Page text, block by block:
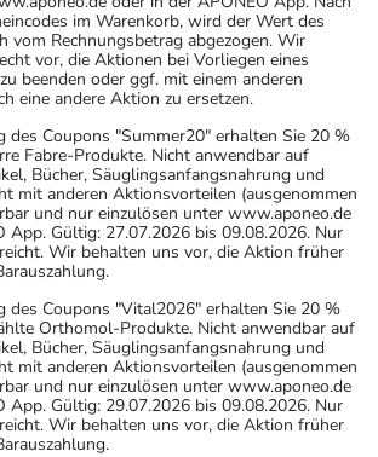
im Warenkorb, wird der Wert des
vom Rechnungsbetrag abgezogen. Wir
vor, die Aktionen bei Vorliegen eines
beenden oder ggf. mit einem anderen
eine andere Aktion zu ersetzen.
des Coupons "Summer20" erhalten Sie 20 %
Fabre-Produkte. Nicht anwendbar auf
Bücher, Säuglingsanfangsnahrung und
mit anderen Aktionsvorteilen (ausgenommen
und nur einzulösen unter www.aponeo.de
App. Gültig: 27.07.2026 bis 09.08.2026. Nur
Wir behalten uns vor, die Aktion früher
des Coupons "Vital2026" erhalten Sie 20 %
Orthomol-Produkte. Nicht anwendbar auf
Bücher, Säuglingsanfangsnahrung und
mit anderen Aktionsvorteilen (ausgenommen
und nur einzulösen unter www.aponeo.de
App. Gültig: 29.07.2026 bis 09.08.2026. Nur
Wir behalten uns vor, die Aktion früher